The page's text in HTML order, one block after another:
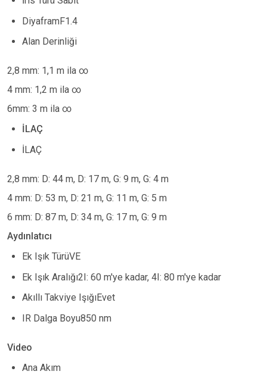
DiyaframF1.4
Alan Derinliği
2,8 mm: 1,1 m ila ∞
4 mm: 1,2 m ila ∞
6mm: 3 m ila ∞
İLAÇ
İLAÇ
2,8 mm: D: 44 m, D: 17 m, G: 9 m, G: 4 m
4 mm: D: 53 m, D: 21 m, G: 11 m, G: 5 m
6 mm: D: 87 m, D: 34 m, G: 17 m, G: 9 m
Aydınlatıcı
Ek Işık TürüVE
Ek Işık Aralığı2I: 60 m'ye kadar, 4I: 80 m'ye kadar
Akıllı Takviye IşığıEvet
IR Dalga Boyu850 nm
Video
Ana Akım